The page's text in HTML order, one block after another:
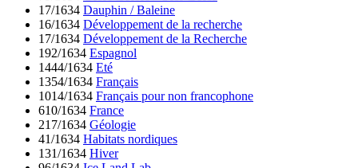
17/1634 Dauphin / Baleine
16/1634 Développement de la recherche
17/1634 Développement de la Recherche
192/1634 Espagnol
1444/1634 Eté
1354/1634 Français
1014/1634 Français pour non francophone
610/1634 France
217/1634 Géologie
41/1634 Habitats nordiques
131/1634 Hiver